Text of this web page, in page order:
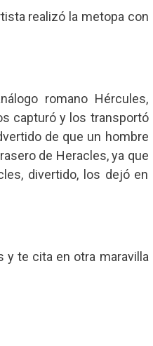
realizó la metopa con
romano Hércules,
capturó y los transportó
de que un hombre
de Heracles, ya que
divertido, los dejó en
y te cita en otra maravilla